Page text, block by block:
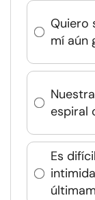
Quiero
mí aún
espiral
Es